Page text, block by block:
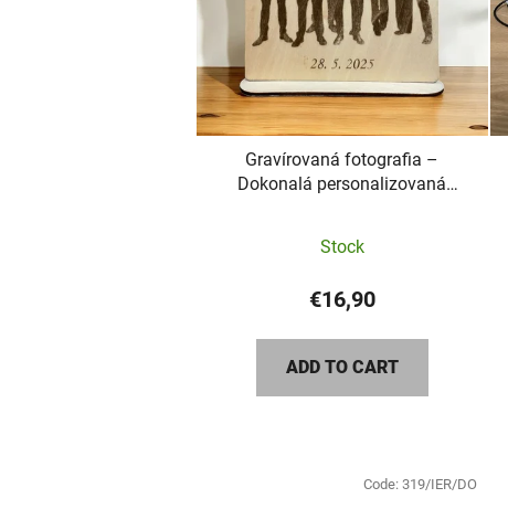
Gravírovaná fotografia –
Dokonalá personalizovaná
Stock
€16,90
ADD TO CART
Code: 319/IER/DO